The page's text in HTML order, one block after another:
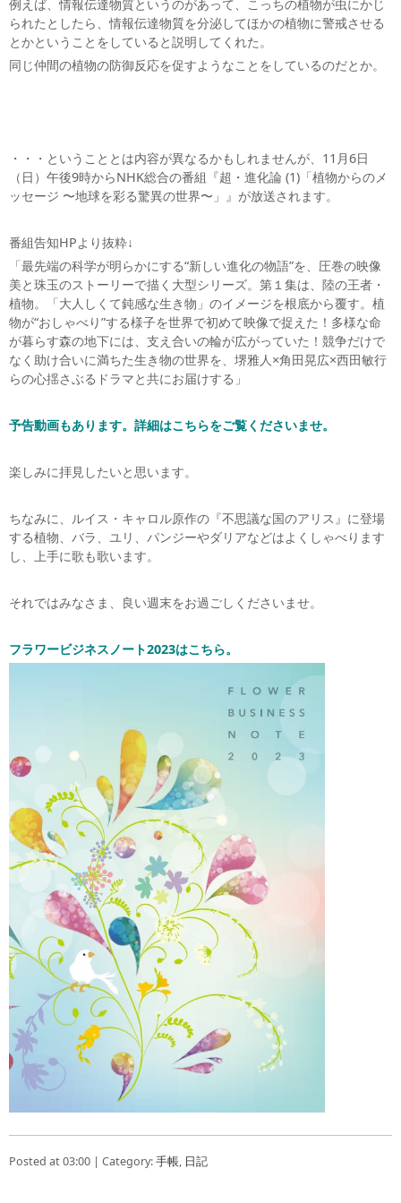
例えば、情報伝達物質というのがあって、こっちの植物が虫にかじ
られたとしたら、情報伝達物質を分泌してほかの植物に警戒させる
とかということをしていると説明してくれた。
同じ仲間の植物の防御反応を促すようなことをしているのだとか。
・・・ということとは内容が異なるかもしれませんが、11月6日
（日）午後9時からNHK総合の番組『超・進化論 (1)「植物からのメ
ッセージ 〜地球を彩る驚異の世界〜」』が放送されます。
番組告知HPより抜粋↓
「最先端の科学が明らかにする“新しい進化の物語”を、圧巻の映像
美と珠玉のストーリーで描く大型シリーズ。第１集は、陸の王者・
植物。「大人しくて鈍感な生き物」のイメージを根底から覆す。植
物が“おしゃべり”する様子を世界で初めて映像で捉えた！多様な命
が暮らす森の地下には、支え合いの輪が広がっていた！競争だけで
なく助け合いに満ちた生き物の世界を、堺雅人×角田晃広×西田敏行
らの心揺さぶるドラマと共にお届けする」
予告動画もあります。詳細はこちらをご覧くださいませ。
楽しみに拝見したいと思います。
ちなみに、ルイス・キャロル原作の『不思議な国のアリス』に登場
する植物、バラ、ユリ、パンジーやダリアなどはよくしゃべります
し、上手に歌も歌います。
それではみなさま、良い週末をお過ごしくださいませ。
フラワービジネスノート2023はこちら。
Posted at 03:00 | Category:手帳, 日記